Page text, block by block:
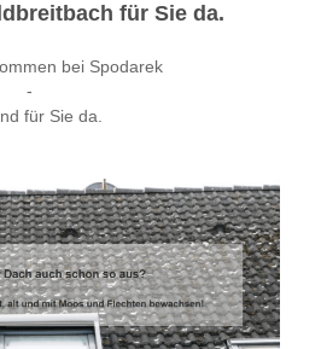
für Sie da.
bei Spodarek
-
für Sie da.